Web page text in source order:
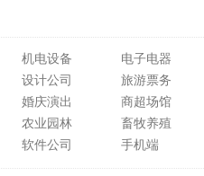
机电设备 电子电器
设计公司 旅游票务
婚庆演出 商超场馆
农业园林 畜牧养殖
软件公司 手机端